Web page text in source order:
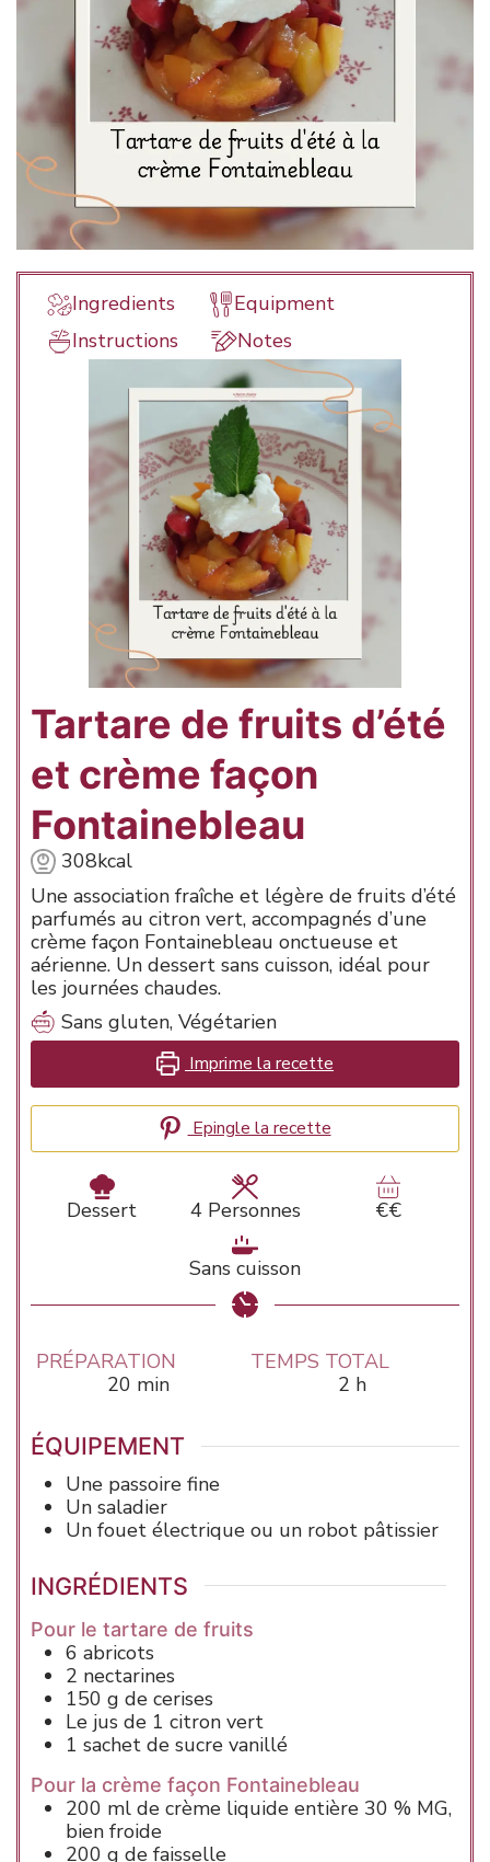
Ingredients
Equipment
Instructions
Notes
Tartare de fruits d’été
et crème façon
Fontainebleau
308kcal
Une association fraîche et légère de fruits d’été
parfumés au citron vert, accompagnés d’une
crème façon Fontainebleau onctueuse et
aérienne. Un dessert sans cuisson, idéal pour
les journées chaudes.
Sans gluten, Végétarien
Imprime la recette
Epingle la recette
Dessert 4 Personnes €€
Sans cuisson
PRÉPARATION
20minutes
min
TEMPS TOTAL
2 heures
h
ÉQUIPEMENT
Une passoire fine
Un saladier
Un fouet électrique ou un robot pâtissier
INGRÉDIENTS
Pour le tartare de fruits
6 abricots
2 nectarines
150 g de cerises
Le jus de 1 citron vert
1 sachet de sucre vanillé
Pour la crème façon Fontainebleau
200 ml de crème liquide entière 30 % MG,
bien froide
200 g de faisselle